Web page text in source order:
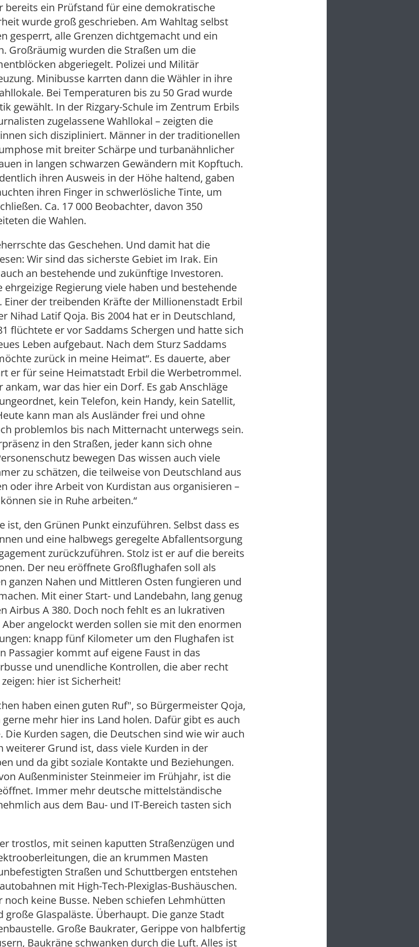
bereits ein Prüfstand für eine demokratische
wurde groß geschrieben. Am Wahltag selbst
gesperrt, alle Grenzen dichtgemacht und ein
Großräumig wurden die Straßen um die
abgeriegelt. Polizei und Militär
Minibusse karrten dann die Wähler in ihre
Bei Temperaturen bis zu 50 Grad wurde
gewählt. In der Rizgary-Schule im Zentrum Erbils
zugelassene Wahllokal – zeigten die
sich diszipliniert. Männer in der traditionellen
mit breiter Schärpe und turbanähnlicher
in langen schwarzen Gewändern mit Kopftuch.
ihren Ausweis in der Höhe haltend, gaben
ihren Finger in schwerlösliche Tinte, um
Ca. 17 000 Beobachter, davon 350
die Wahlen.
das Geschehen. Und damit hat die
Wir sind das sicherste Gebiet im Irak. Ein
an bestehende und zukünftige Investoren.
ehrgeizige Regierung viele haben und bestehende
Einer der treibenden Kräfte der Millionenstadt Erbil
Nihad Latif Qoja. Bis 2004 hat er in Deutschland,
flüchtete er vor Saddams Schergen und hatte sich
Leben aufgebaut. Nach dem Sturz Saddams
zurück in meine Heimat“. Es dauerte, aber
er für seine Heimatstadt Erbil die Werbetrommel.
ankam, war das hier ein Dorf. Es gab Anschläge
kein Telefon, kein Handy, kein Satellit,
kann man als Ausländer frei und ohne
problemlos bis nach Mitternacht unterwegs sein.
in den Straßen, jeder kann sich ohne
bewegen Das wissen auch viele
zu schätzen, die teilweise von Deutschland aus
oder ihre Arbeit von Kurdistan aus organisieren –
sie in Ruhe arbeiten.“
ist, den Grünen Punkt einzuführen. Selbst dass es
und eine halbwegs geregelte Abfallentsorgung
zurückzuführen. Stolz ist er auf die bereits
Der neu eröffnete Großflughafen soll als
ganzen Nahen und Mittleren Osten fungieren und
Mit einer Start- und Landebahn, lang genug
Airbus A 380. Doch noch fehlt es an lukrativen
Aber angelockt werden sollen sie mit den enormen
knapp fünf Kilometer um den Flughafen ist
Passagier kommt auf eigene Faust in das
und unendliche Kontrollen, die aber recht
hier ist Sicherheit!
haben einen guten Ruf", so Bürgermeister Qoja,
mehr hier ins Land holen. Dafür gibt es auch
Die Kurden sagen, die Deutschen sind wie wir auch
weiterer Grund ist, dass viele Kurden in der
und da gibt soziale Kontakte und Beziehungen.
Außenminister Steinmeier im Frühjahr, ist die
Immer mehr deutsche mittelständische
aus dem Bau- und IT-Bereich tasten sich
trostlos, mit seinen kaputten Straßenzügen und
die an krummen Masten
Straßen und Schuttbergen entstehen
mit High-Tech-Plexiglas-Bushäuschen.
noch keine Busse. Neben schiefen Lehmhütten
große Glaspaläste. Überhaupt. Die ganze Stadt
Große Baukrater, Gerippe von halbfertig
Baukräne schwanken durch die Luft. Alles ist